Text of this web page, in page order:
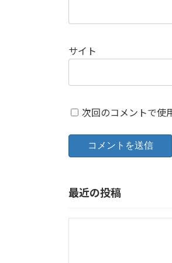
サイト
次回のコメントで使
最近の投稿